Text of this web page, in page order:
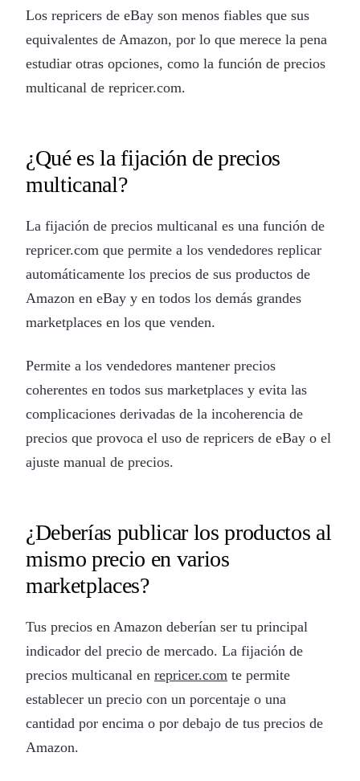
Los repricers de eBay son menos fiables que sus
equivalentes de Amazon, por lo que merece la pena
estudiar otras opciones, como la función de precios
multicanal de repricer.com.
¿Qué es la fijación de precios
multicanal?
La fijación de precios multicanal es una función de
repricer.com que permite a los vendedores replicar
automáticamente los precios de sus productos de
Amazon en eBay y en todos los demás grandes
marketplaces en los que venden.
Permite a los vendedores mantener precios
coherentes en todos sus marketplaces y evita las
complicaciones derivadas de la incoherencia de
precios que provoca el uso de repricers de eBay o el
ajuste manual de precios.
¿Deberías publicar los productos al
mismo precio en varios
marketplaces?
Tus precios en Amazon deberían ser tu principal
indicador del precio de mercado. La fijación de
precios multicanal en repricer.com te permite
establecer un precio con un porcentaje o una
cantidad por encima o por debajo de tus precios de
Amazon.